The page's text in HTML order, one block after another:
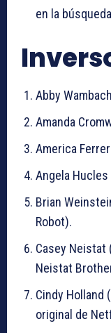
en la
Abby
Amanda
America
Angela
Brian
Robot).
Casey Neistat
Neistat
Cindy
original de